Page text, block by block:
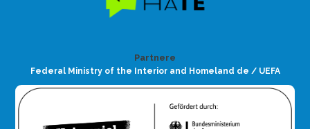
Partnere
Federal Ministry of the Interior and Homeland de / UEFA